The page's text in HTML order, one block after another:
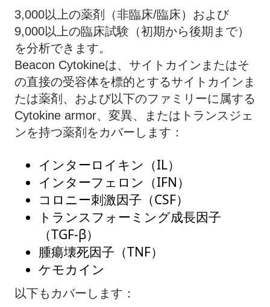
3,000以上の薬剤（非臨床/臨床）および
9,000以上の臨床試験（初期から後期まで）
を分析できます。
Beacon Cytokineは、サイトカインまたはそ
の直接の受容体を標的とするサイトカインま
たは薬剤、および以下のファミリーに属する
Cytokine armor、変異、またはトランスジェ
ンを持つ薬剤をカバーします：
インターロイキン（IL）
インターフェロン（IFN）
コロニー刺激因子（CSF）
トランスフォーミング成長因子
（TGF-β）
腫瘍壊死因子（TNF）
ケモカイン
以下もカバーします：